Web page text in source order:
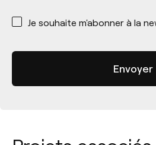
*
Je souhaite m'abonner à la